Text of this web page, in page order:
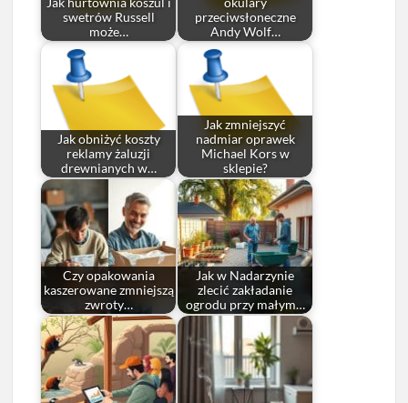
swetrów Russell
może…
przeciwsłoneczne
Andy Wolf…
Jak obniżyć koszty
reklamy żaluzji
drewnianych w…
Jak zmniejszyć
nadmiar oprawek
Michael Kors w
sklepie?
Czy opakowania
kaszerowane zmniejszą
zwroty…
Jak w Nadarzynie
zlecić zakładanie
ogrodu przy małym…